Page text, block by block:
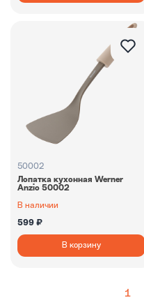
50002
Лопатка кухонная Werner
Anzio 50002
В наличии
599 ₽
В корзину
1